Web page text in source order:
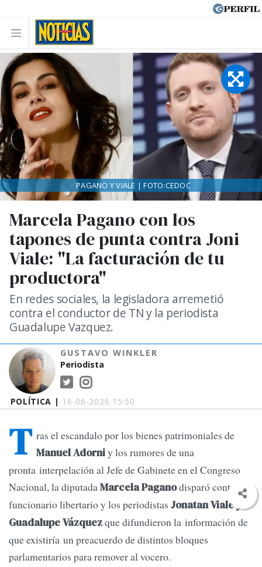
POLÍTICA | 16-06-2026 15:50
Marcela Pagano con los
tapones de punta contra Joni
Viale: "La facturación de tu
productora"
En redes sociales, la legisladora arremetió
contra el conductor de TN y la periodista
Guadalupe Vazquez.
GUSTAVO WINKLER
Periodista
PAGANO Y VIALE | FOTO:CEDOC
T ras el escandalo por los bienes patrimoniales de
Manuel Adorniy los rumores de una
pronta interpelación al Jefe de Gabinete en el Congreso
Nacional, la diputadaMarcela Paganodisparó contra el
funcionario libertario y los periodistas Jonatan Viale y
Guadalupe Vázquezque difundieron la información de
que existiría un preacuerdo de distintos bloques
parlamentarios para remover al vocero.